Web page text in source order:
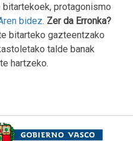
protagonismo
bidez. Zer da Erronka?
bitarteko gazteentzako
talde banak
hartzeko.